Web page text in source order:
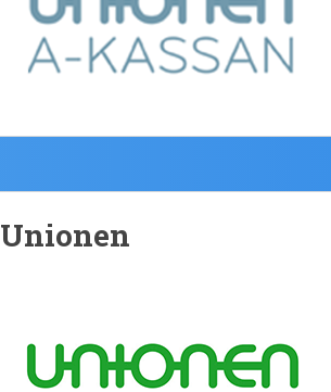
Unionen